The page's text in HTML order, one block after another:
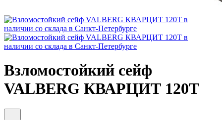
Взломостойкий сейф
VALBERG КВАРЦИТ 120Т